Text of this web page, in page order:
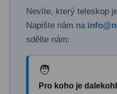
Pro děti5
Školní a studentské14
Nevíte, který teleskop
Napište nám na
sdělte nám:
Pro koho je